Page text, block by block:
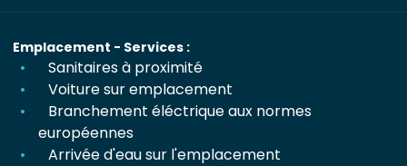
Emplacement - Services :
Sanitaires à proximité
Voiture sur emplacement
Branchement éléctrique aux normes
européennes
Arrivée d'eau sur l'emplacement